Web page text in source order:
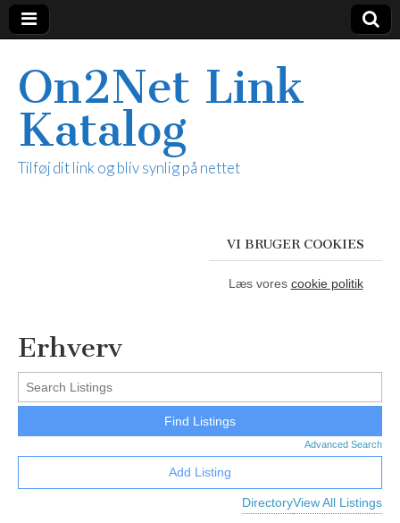
On2Net Link
Katalog
Tilføj dit link og bliv synlig på nettet
VI BRUGER COOKIES
Læs vores cookie politik
Erhverv
Advanced Search
DirectoryView All Listings
Add Listing